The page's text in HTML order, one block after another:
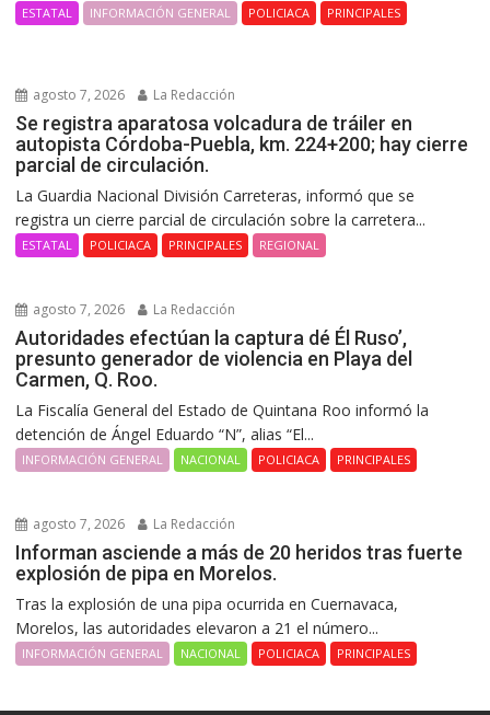
ESTATAL INFORMACIÓN GENERAL POLICIACA PRINCIPALES
agosto 7, 2026 La Redacción
Se registra aparatosa volcadura de tráiler en
autopista Córdoba-Puebla, km. 224+200; hay cierre
parcial de circulación.
La Guardia Nacional División Carreteras, informó que se
registra un cierre parcial de circulación sobre la carretera...
ESTATAL POLICIACA PRINCIPALES REGIONAL
agosto 7, 2026 La Redacción
Autoridades efectúan la captura dé Él Ruso’,
presunto generador de violencia en Playa del
Carmen, Q. Roo.
La Fiscalía General del Estado de Quintana Roo informó la
detención de Ángel Eduardo “N”, alias “El...
INFORMACIÓN GENERAL NACIONAL POLICIACA PRINCIPALES
agosto 7, 2026 La Redacción
Informan asciende a más de 20 heridos tras fuerte
explosión de pipa en Morelos.
Tras la explosión de una pipa ocurrida en Cuernavaca,
Morelos, las autoridades elevaron a 21 el número...
INFORMACIÓN GENERAL NACIONAL POLICIACA PRINCIPALES